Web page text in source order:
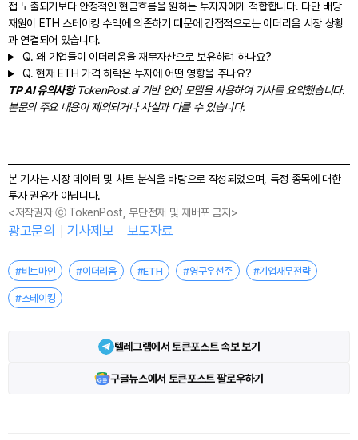
접 노출되기보다 안정적인 현금흐름을 원하는 투자자에게 적합합니다. 다만 배당
재원이 ETH 스테이킹 수익에 의존하기 때문에 간접적으로는 이더리움 시장 상황
과 연결되어 있습니다.
Q. 왜 기업들이 이더리움을 재무자산으로 보유하려 하나요?
Q. 현재 ETH 가격 하락은 투자에 어떤 영향을 주나요?
TP AI 유의사항TokenPost.ai 기반 언어 모델을 사용하여 기사를 요약했습니다.
본문의 주요 내용이 제외되거나 사실과 다를 수 있습니다.
본 기사는 시장 데이터 및 차트 분석을 바탕으로 작성되었으며, 특정 종목에 대한
투자 권유가 아닙니다.
<저작권자 ⓒ TokenPost, 무단전재 및 재배포 금지>
광고문의 기사제보 보도자료
#비트마인 #이더리움 #ETH #영구우선주 #기업재무전략
#스테이킹
텔레그램에서 토큰포스트 속보 보기
구글뉴스에서 토큰포스트 팔로우하기